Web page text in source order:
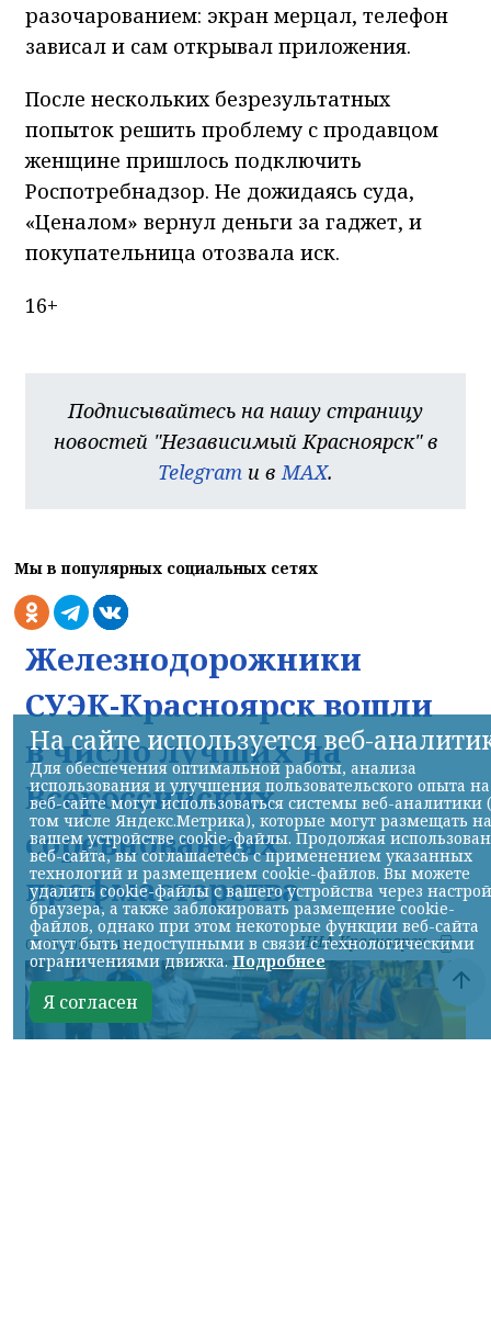
разочарованием: экран мерцал, телефон
зависал и сам открывал приложения.
После нескольких безрезультатных
попыток решить проблему с продавцом
женщине пришлось подключить
Роспотребнадзор. Не дожидаясь суда,
«Ценалом» вернул деньги за гаджет, и
покупательница отозвала иск.
16+
Подписывайтесь на нашу страницу
новостей "Независимый Красноярск" в
Telegram и вMAX.
Мы в популярных социальных сетях
Железнодорожники
СУЭК-Красноярск вошли
в число лучших на
Всероссийских
соревнованиях
профмастерства
07.08.2026 22:13 НИА-Красноярск
На сайте используется веб-
Для обеспечения оптимальной работы, анализа
использования и улучшения пользовательского опыта на
веб-сайте могут использоваться системы веб-аналитики
том числе Яндекс.Метрика), которые могут размещать на
вашем устройстве cookie-файлы. Продолжая
веб-сайта, вы соглашаетесь с применением указанных
технологий и размещением cookie-файлов. Вы можете
удалить cookie-файлы с вашего устройства через
браузера, а также заблокировать размещение cookie-
файлов, однако при этом некоторые функции веб-сайта
могут быть недоступными в связи с технологическими
ограничениями движка.Подробнее
Я согласен